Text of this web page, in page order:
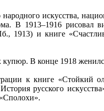
искусства,
1913–1916 рисовал
1913) и книге
В конце 1918
к книге «Стойкий
русского